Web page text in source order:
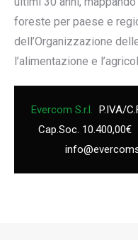
foreste per paese e
dell’Organizzazione
l’alimentazione e
Evercom S.r.l. P.IVA/
Cap.Soc. 10.400,00€